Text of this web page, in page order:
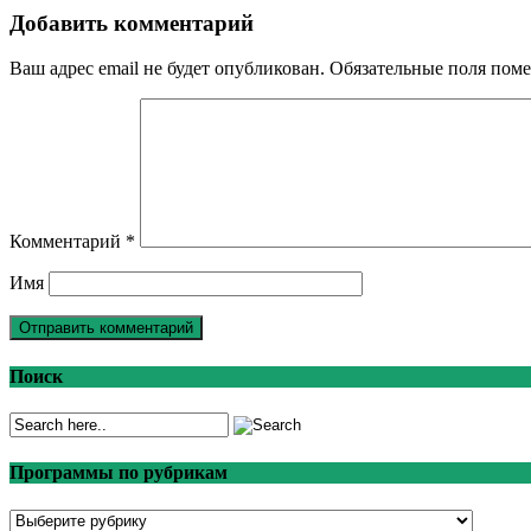
Добавить комментарий
Ваш адрес email не будет опубликован. Обязательные поля
Комментарий *
Имя
Поиск
Программы по рубрикам
Программы